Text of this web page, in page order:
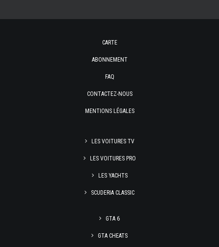
CARTE
ABONNEMENT
FAQ
CONTACTEZ-NOUS
MENTIONS LÉGALES
LES VOITURES TV
LES VOITURES PRO
LES YACHTS
SCUDERIA CLASSIC
GTA 6
GTA CHEATS